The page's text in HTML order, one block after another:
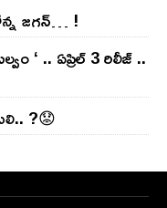
జ‌గ‌న్‌… !
‘ .. ఏప్రిల్ 3 రిలీజ్ ..
?😟